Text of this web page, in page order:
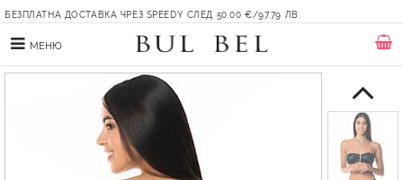
БЕЗПЛАТНА ДОСТАВКА ЧРЕЗ SPEEDY СЛЕД 50.00 €/97.79 ЛВ.
МЕНЮ